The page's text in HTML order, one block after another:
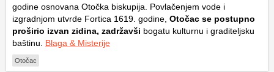
godine osnovana Otočka biskupija. Povlačenjem vode i
izgradnjom utvrde Fortica 1619. godine, Otočac se postupno
proširio izvan zidina, zadržavši bogatu kulturnu i graditeljsku
baštinu. Blaga & Misterije
Otočac